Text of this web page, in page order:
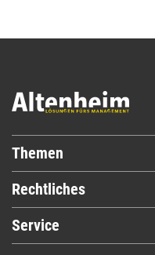
Themen
Rechtliches
Service